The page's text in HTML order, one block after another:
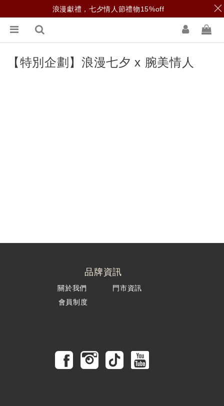
【特別企劃】浪漫七夕 x 腕美情人
品牌資訊
關於我們
門市資訊
會員制度
浪漫獻禮，七夕情人節禮物15%off